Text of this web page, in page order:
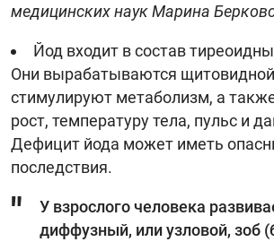
медицинских наук Марина
Йод входит в состав
Они вырабатываются
стимулируют метаболизм, а
рост, температуру тела, пульс и
Дефицит йода может иметь
последствия.
У взрослого человека
диффузный, или узловой, зоб